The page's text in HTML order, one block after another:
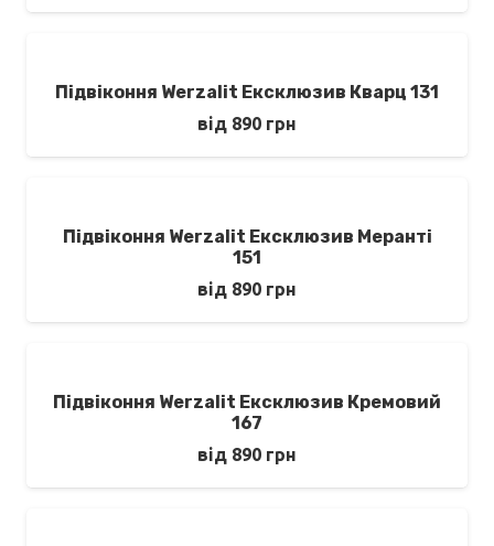
Підвіконня Werzalit Ексклюзив Кварц 131
від 890 грн
Підвіконня Werzalit Ексклюзив Меранті
151
від 890 грн
Підвіконня Werzalit Ексклюзив Кремовий
167
від 890 грн